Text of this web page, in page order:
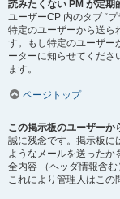
読みたくない PM が定期
ユーザーCP 内のタブ “プ
特定のユーザーから送ら
す。もし特定のユーザー
ーターに知らせてくださ
ます。
ページトップ
この掲示板のユーザーか
誠に残念です。掲示板に
ようなメールを送ったか
全内容 （ヘッダ情報含
これにより管理人はこの